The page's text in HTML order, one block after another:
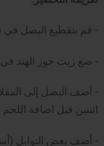
- قم بتقطيع البصل
- ضع زيت جوز الهند في
- أضف البصل إلى
اثنتين قبل اضافة
- أضف بعض التوابل